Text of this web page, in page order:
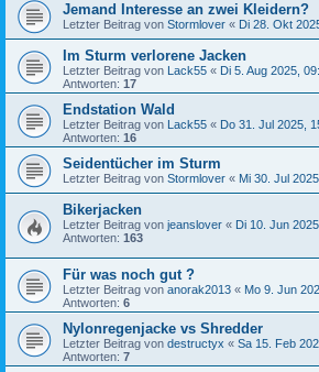
Jemand Interesse an zwei Kleidern?
Letzter Beitrag von Stormlover « Di 28. Okt
Im Sturm verlorene Jacken
Letzter Beitrag von Lack55 « Di 5. Aug 2025,
Antworten: 17
Endstation Wald
Letzter Beitrag von Lack55 « Do 31. Jul 2025,
Antworten: 16
Seidentücher im Sturm
Letzter Beitrag von Stormlover « Mi 30. Jul
Bikerjacken
Letzter Beitrag von jeanslover « Di 10. Jun
Antworten: 163
Für was noch gut ?
Letzter Beitrag von anorak2013 « Mo 9. Jun
Antworten: 6
Nylonregenjacke vs Shredder
Letzter Beitrag von destructyx « Sa 15. Feb
Antworten: 7